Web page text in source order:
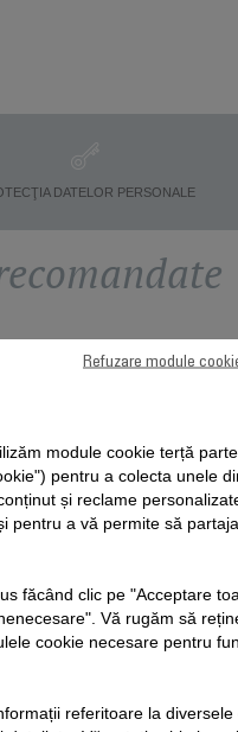
DATELOR PERSONALE
1810001924
Îmbunătățește rasul și
riscul de iritație a pielii
module cookie terță
pentru a colecta unele
și reclame
pentru a vă permite să
făcând clic pe "Acceptare
Vă rugăm să
cookie necesare pentru
referitoare la
Refuzare module